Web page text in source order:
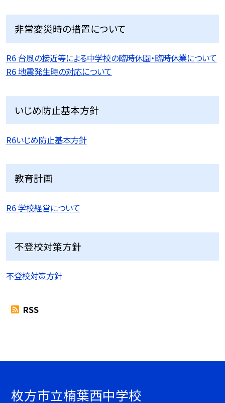
非常変災時の措置について
R6 台風の接近等による中学校の臨時休園・臨時休業について
R6 地震発生時の対応について
いじめ防止基本方針
R6いじめ防止基本方針
教育計画
R6 学校経営について
不登校対策方針
不登校対策方針
RSS
枚方市立楠葉西中学校